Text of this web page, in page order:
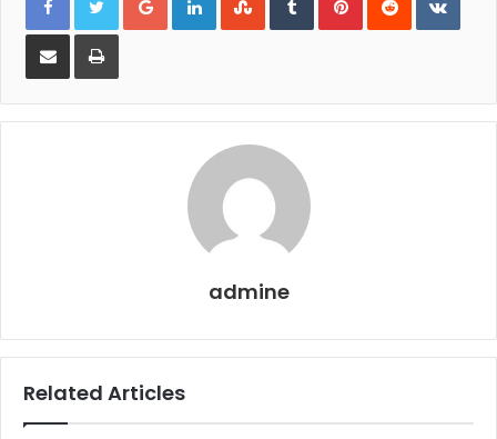
Share
Email
Print
admine
Related Articles